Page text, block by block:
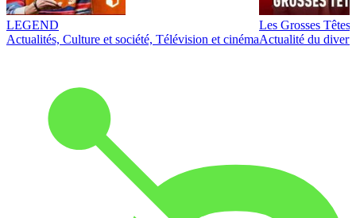
LEGEND
Actualités, Culture et société, Télévision et cinéma
Les Grosses Têtes
Actualité du